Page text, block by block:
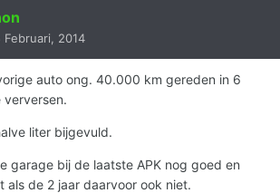
Februari, 2014
auto ong. 40.000 km gereden in 6
verversen.
liter bijgevuld.
garage bij de laatste APK nog goed en
als de 2 jaar daarvoor ook niet.